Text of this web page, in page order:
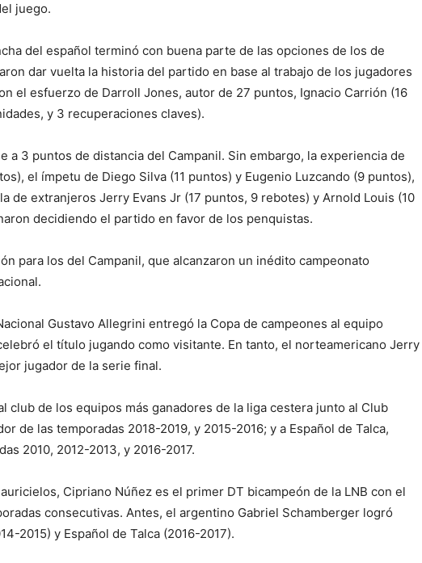
juego.
del español terminó con buena parte de las opciones de los de
dar vuelta la historia del partido en base al trabajo de los jugadores
el esfuerzo de Darroll Jones, autor de 27 puntos, Ignacio Carrión (16
y 3 recuperaciones claves).
a 3 puntos de distancia del Campanil. Sin embargo, la experiencia de
el ímpetu de Diego Silva (11 puntos) y Eugenio Luzcando (9 puntos),
de extranjeros Jerry Evans Jr (17 puntos, 9 rebotes) y Arnold Louis (10
decidiendo el partido en favor de los penquistas.
para los del Campanil, que alcanzaron un inédito campeonato
Gustavo Allegrini entregó la Copa de campeones al equipo
el título jugando como visitante. En tanto, el norteamericano Jerry
jugador de la serie final.
club de los equipos más ganadores de la liga cestera junto al Club
de las temporadas 2018-2019, y 2015-2016; y a Español de Talca,
2010, 2012-2013, y 2016-2017.
Cipriano Núñez es el primer DT bicampeón de la LNB con el
consecutivas. Antes, el argentino Gabriel Schamberger logró
2015) y Español de Talca (2016-2017).